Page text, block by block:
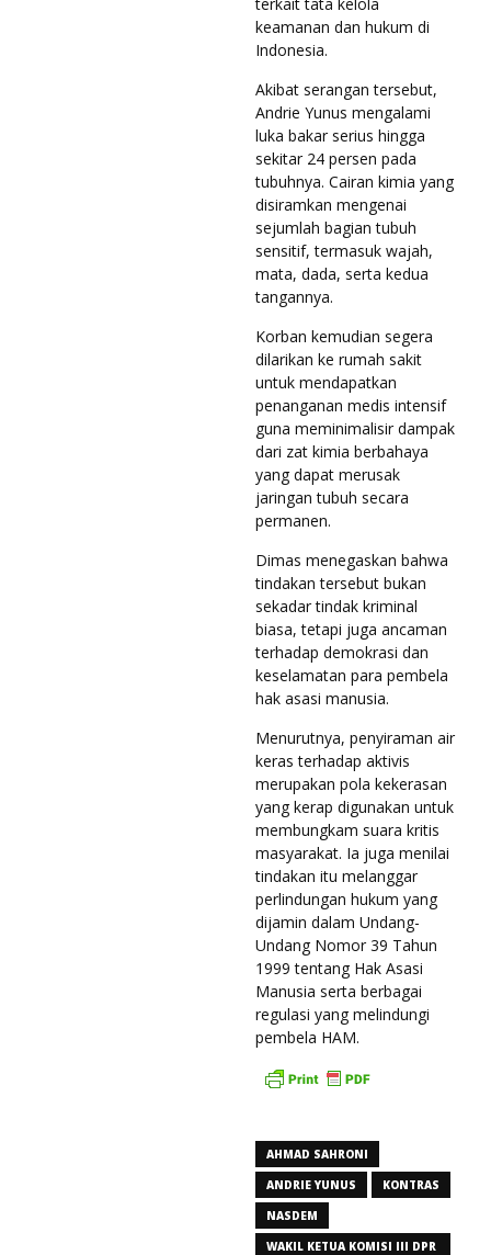
keamanan dan hukum di
Indonesia.
Akibat serangan tersebut,
Andrie Yunus mengalami
luka bakar serius hingga
sekitar 24 persen pada
tubuhnya. Cairan kimia yang
disiramkan mengenai
sejumlah bagian tubuh
sensitif, termasuk wajah,
mata, dada, serta kedua
tangannya.
Korban kemudian segera
dilarikan ke rumah sakit
untuk mendapatkan
penanganan medis intensif
guna meminimalisir dampak
dari zat kimia berbahaya
yang dapat merusak
jaringan tubuh secara
permanen.
Dimas menegaskan bahwa
tindakan tersebut bukan
sekadar tindak kriminal
biasa, tetapi juga ancaman
terhadap demokrasi dan
keselamatan para pembela
hak asasi manusia.
Menurutnya, penyiraman air
keras terhadap aktivis
merupakan pola kekerasan
yang kerap digunakan untuk
membungkam suara kritis
masyarakat. Ia juga menilai
tindakan itu melanggar
perlindungan hukum yang
dijamin dalam Undang-
Undang Nomor 39 Tahun
1999 tentang Hak Asasi
Manusia serta berbagai
regulasi yang melindungi
pembela HAM.
AHMAD SAHRONI
ANDRIE YUNUS
KONTRAS
NASDEM
WAKIL KETUA KOMISI III DPR